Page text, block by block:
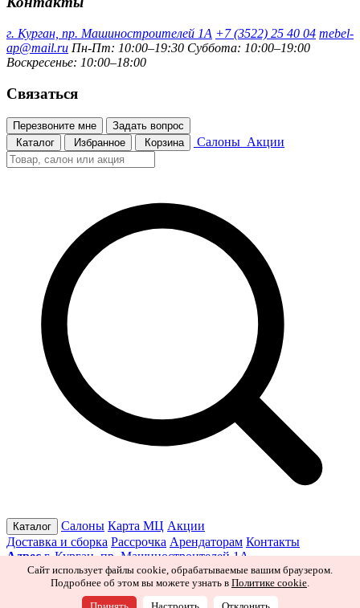
г. Курган, пр. Машиностроителей 1А +7 (3522) 25 40 04 mebel-
ap@mail.ru Пн-Пт: 10:00–19:30 Суббота: 10:00–19:00
Воскресенье: 10:00–18:00
Связаться
Перезвоните мне
Задать вопрос
Каталог
Избранное Корзина Салоны Акции
Каталог Салоны Карта МЦ Акции
Доставка и сборка Рассрочка Арендаторам Контакты
Адрес г. Курган, пр. Машиностроителей 1А
Режим работы Пн–Пт 10:00–19:30 Сб 10:00–19:00 Вс 10:00–
Ищите нас в соцсетях
Сайт использует файлы cookie, обрабатываемые вашим браузером.
Подробнее об этом вы можете узнать в Политике cookie.